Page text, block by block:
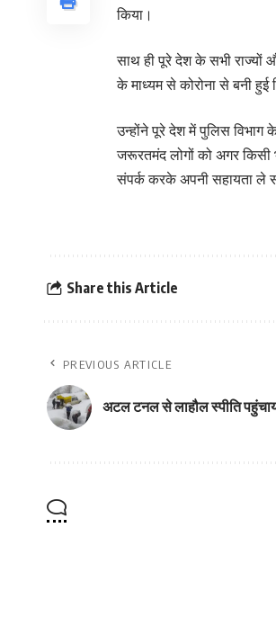
किया।
साथ ही पूरे देश के सभी राज्यों
के माध्यम से कोरोना से बनी हुई
उन्होंने पूरे देश में पुलिस विभाग
जरूरतमंद लोगों को अगर किसी
संपर्क करके अपनी सहायता ले
Share this Article
PREVIOUS ARTICLE
अटल टनल से लाहौल स्पीति